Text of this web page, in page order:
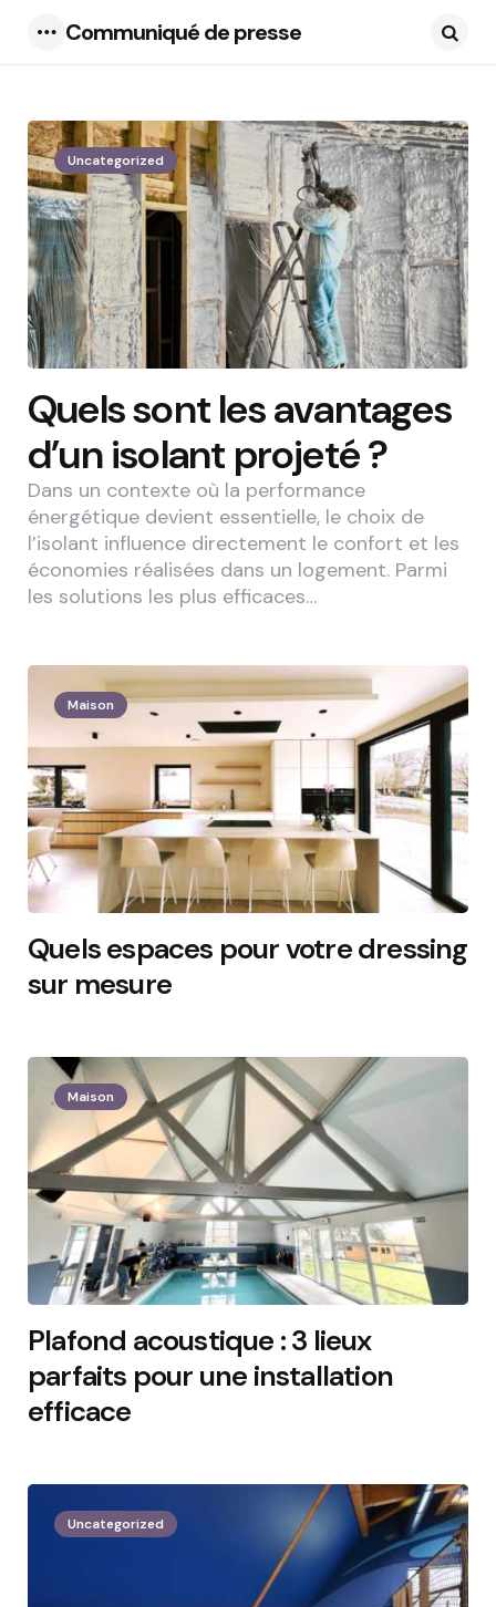
Communiqué de presse
Uncategorized
Quels sont les avantages
d’un isolant projeté ?
Dans un contexte où la performance
énergétique devient essentielle, le choix de
l’isolant influence directement le confort et les
économies réalisées dans un logement. Parmi
les solutions les plus efficaces…
Maison
Quels espaces pour votre dressing
sur mesure
Maison
Plafond acoustique : 3 lieux
parfaits pour une installation
efficace
Uncategorized